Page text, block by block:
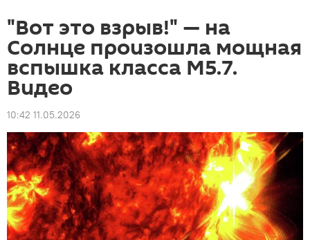
"Вот это взрыв!" — на
Солнце произошла мощная
вспышка класса M5.7.
Видео
10:42 11.05.2026